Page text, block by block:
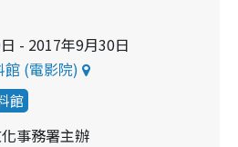
- 2017年9月30日
館 (電影院)
館
事務署主辦